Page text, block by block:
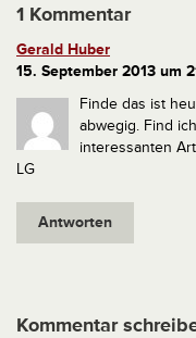
1 Kommentar
Gerald Huber
15. September 2013 um
Finde das ist
abwegig. Find
interessanten
LG
Antworten
Kommentar